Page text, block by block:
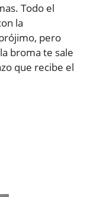
Todo el
la
pero
broma te sale
que recibe el